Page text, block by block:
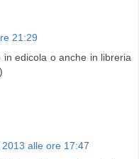
21:29
edicola o anche in libreria
alle ore 17:47